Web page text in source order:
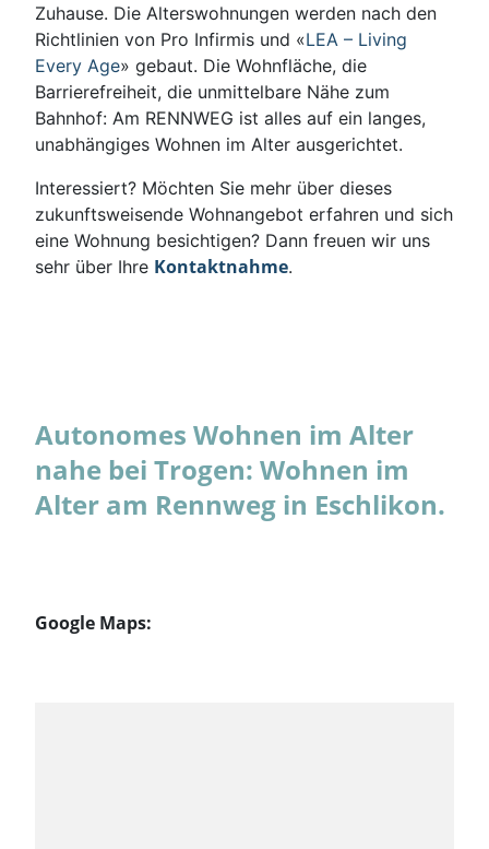
Zuhause. Die Alterswohnungen werden nach den
Richtlinien von Pro Infirmis und «LEA – Living
Every Age» gebaut. Die Wohnfläche, die
Barrierefreiheit, die unmittelbare Nähe zum
Bahnhof: Am RENNWEG ist alles auf ein langes,
unabhängiges Wohnen im Alter ausgerichtet.
Interessiert? Möchten Sie mehr über dieses
zukunftsweisende Wohnangebot erfahren und sich
eine Wohnung besichtigen? Dann freuen wir uns
sehr über Ihre Kontaktnahme.
Autonomes Wohnen im Alter
nahe bei Trogen: Wohnen im
Alter am Rennweg in Eschlikon.
Google Maps: